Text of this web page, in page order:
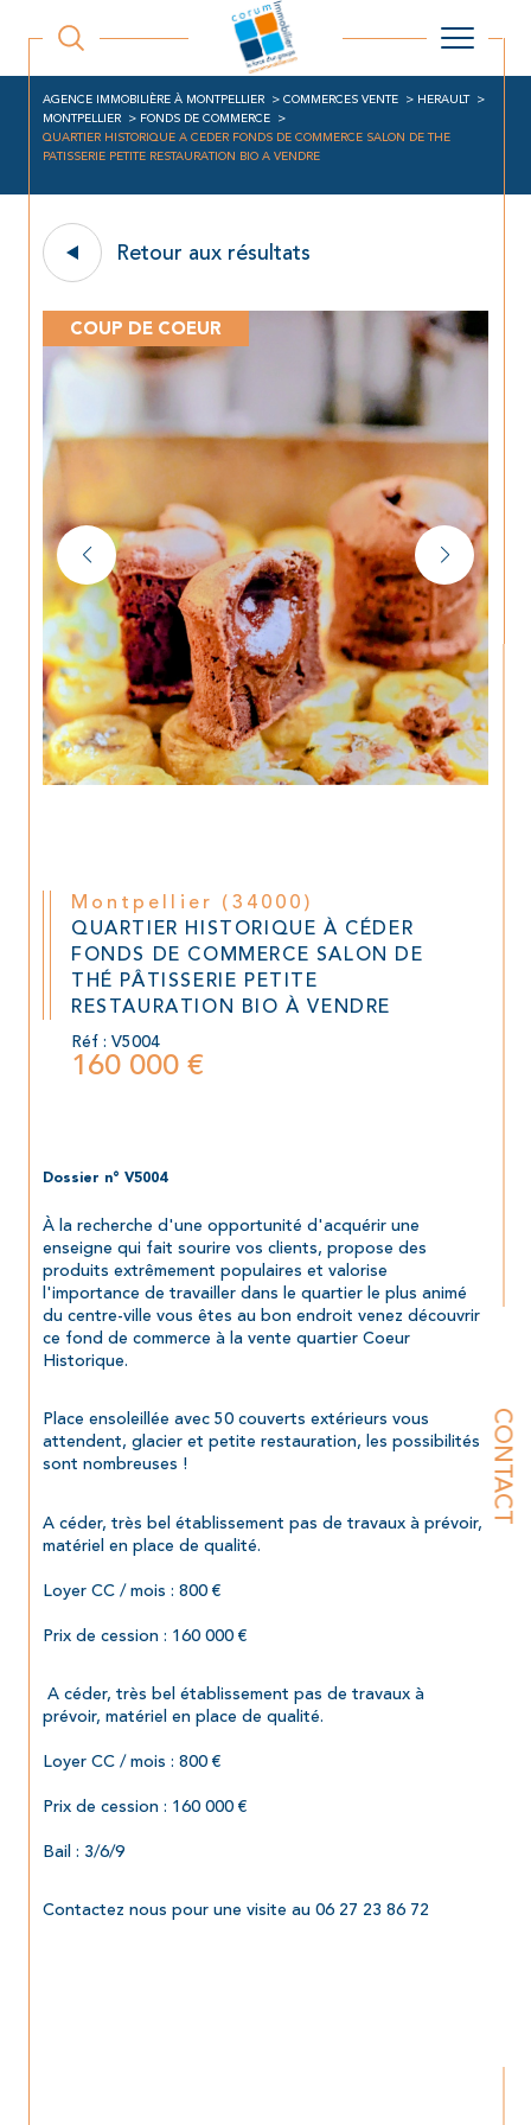
CONTACT
AGENCE IMMOBILIÈRE À MONTPELLIER COMMERCES VENTE
HERAULT
MONTPELLIER
FONDS DE COMMERCE
QUARTIER HISTORIQUE A CEDER FONDS DE COMMERCE SALON DE THE
PATISSERIE PETITE RESTAURATION BIO A VENDRE
Retour aux résultats
COUP DE COEUR
Montpellier (34000)
QUARTIER HISTORIQUE À CÉDER
FONDS DE COMMERCE SALON DE
THÉ PÂTISSERIE PETITE
RESTAURATION BIO À VENDRE
Réf : V5004
160 000 €
Dossier n° V5004
À la recherche d'une opportunité d'acquérir une
enseigne qui fait sourire vos clients, propose des
produits extrêmement populaires et valorise
l'importance de travailler dans le quartier le plus animé
du centre-ville vous êtes au bon endroit venez découvrir
ce fond de commerce à la vente quartier Coeur
Historique.
Place ensoleillée avec 50 couverts extérieurs vous
attendent, glacier et petite restauration, les possibilités
sont nombreuses !
A céder, très bel établissement pas de travaux à prévoir,
matériel en place de qualité.
Loyer CC / mois : 800 €
Prix de cession : 160 000 €
prévoir, matériel en place de qualité.
Loyer CC / mois : 800 €
Prix de cession : 160 000 €
Bail : 3/6/9
Contactez nous pour une visite au 06 27 23 86 72